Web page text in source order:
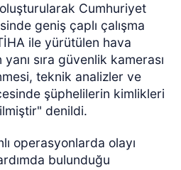
Cumhuriyet
geniş çaplı çalışma
TİHA ile yürütülen hava
sıra güvenlik kamerası
teknik analizler ve
şüphelilerin kimlikleri
denildi.
operasyonlarda olayı
bulunduğu